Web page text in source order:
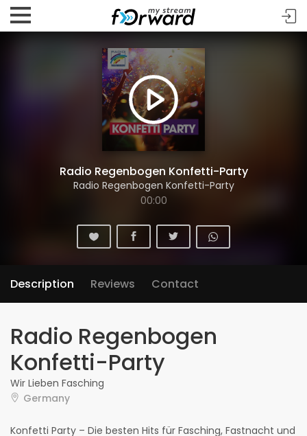
Radio Regenbogen Konfetti-Party
Radio Regenbogen Konfetti-Party
00:00
Description Reviews Contact
Radio Regenbogen
Konfetti-Party
Wir Lieben Fasching
Germany
Konfetti Party – Die besten Hits für Fasching, Fastnacht und